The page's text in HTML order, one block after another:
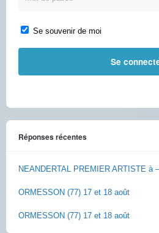
Se souvenir de moi
Réponses récentes
NEANDERTAL PREMIER ARTISTE à
ORMESSON (77) 17 et 18 août
ORMESSON (77) 17 et 18 août